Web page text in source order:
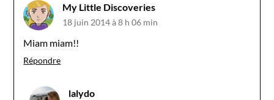
My Little Discoveries
18 juin 2014 à 8 h 06 min
Miam miam!!
Répondre
lalydo